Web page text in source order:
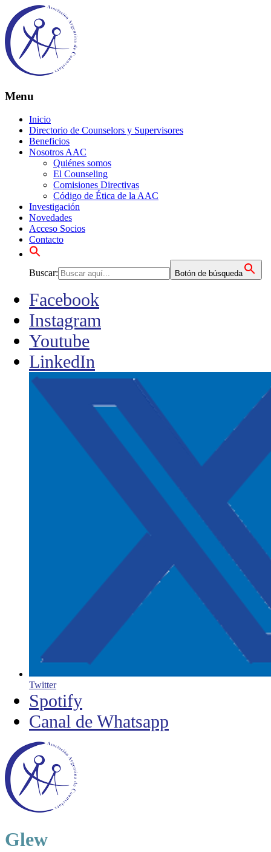
Menu
Inicio
Directorio de Counselors y Supervisores
Beneficios
Nosotros AAC
Quiénes somos
El Counseling
Comisiones Directivas
Código de Ética de la AAC
Investigación
Novedades
Acceso Socios
Contacto
Buscar: Botón de búsqueda
Facebook
Instagram
Youtube
LinkedIn
Twitter
Spotify
Canal de Whatsapp
Glew